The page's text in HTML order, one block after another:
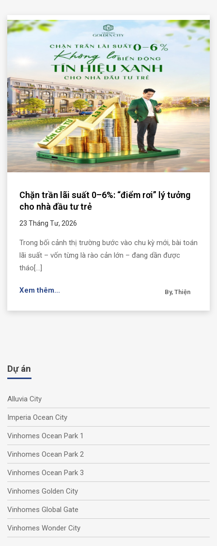
Chặn trần lãi suất 0–6%: “điểm rơi” lý tưởng
cho nhà đầu tư trẻ
23 Tháng Tư, 2026
Trong bối cảnh thị trường bước vào chu kỳ mới, bài toán
lãi suất – vốn từng là rào cản lớn – đang dần được
tháo[...]
Xem thêm... By, Thiện
Dự án
Alluvia City
Imperia Ocean City
Vinhomes Ocean Park 1
Vinhomes Ocean Park 2
Vinhomes Ocean Park 3
Vinhomes Golden City
Vinhomes Global Gate
Vinhomes Wonder City